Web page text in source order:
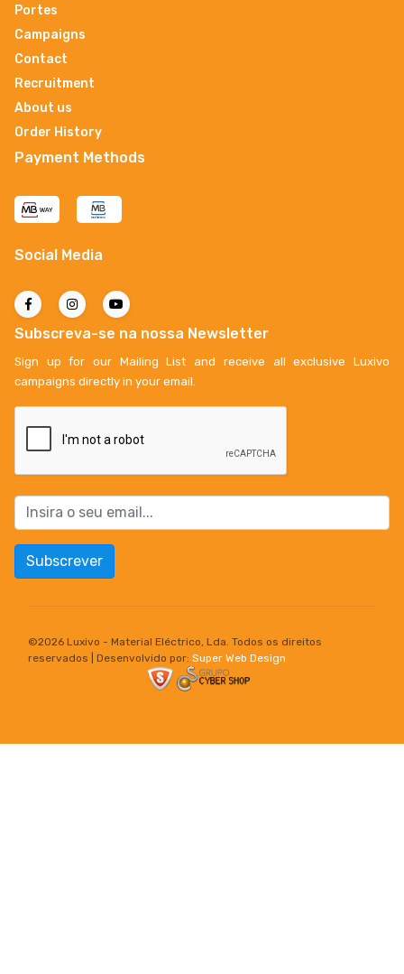
Portes
Campaigns
Contact
Recruitment
About us
Order History
Payment Methods
Social Media
Subscreva-se na nossa Newsletter
Sign up for our Mailing List and receive all exclusive Luxivo
campaigns directly in your email.
Subscrever
©2026 Luxivo - Material Eléctrico, Lda. Todos os direitos
reservados | Desenvolvido por: Super Web Design